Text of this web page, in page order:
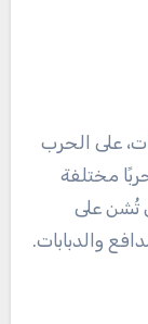
على الحرب
مختلفة
تُشن على
والدبابات.